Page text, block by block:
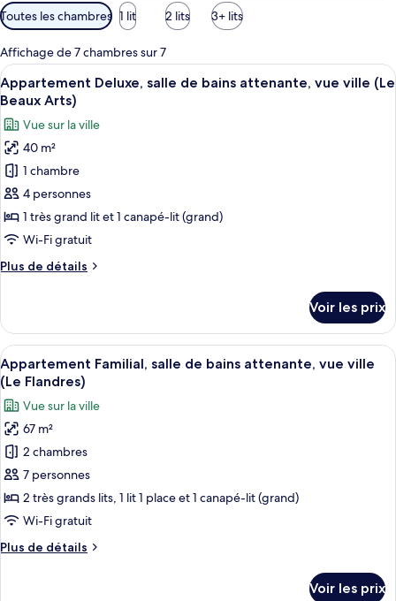
Filtres
disponibles
pour
les
chambres
Toutes les chambres 1 lit 2 lits 3+ lits
Affichage de 7 chambres sur 7
Afficher
toutes
les
photos
pour
ce
type
de
chambre :
Deluxe,
bains
attenante,
vue
ville
(Le
Beaux
Arts)
Un salon moderne avec un canapé,
24
Appartement Deluxe, salle de bains attenante, vue ville (Le
Beaux Arts)
Vue sur la ville
40 m²
1 chambre
4 personnes
1 très grand lit et 1 canapé-lit (grand)
Wi-Fi gratuit
Plus de détails
Plus
le
type
de
chambre
Appartement
Deluxe,
salle
de
bains
attenante,
ville
(Le
Arts)
Voir les prix
Afficher
toutes
les
photos
pour
ce
type
de
chambre :
Familial,
Un salon moderne avec un canapé,
30
Appartement Familial, salle de bains attenante, vue ville
(Le Flandres)
Vue sur la ville
67 m²
2 chambres
7 personnes
2 très grands lits, 1 lit 1 place et 1 canapé-lit (grand)
Wi-Fi gratuit
Plus de détails
Plus
Voir les prix